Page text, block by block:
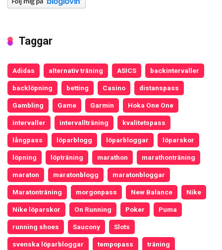
Taggar
Adidas alternativ träning ASICS backintervaller
backlöpning betting Casino distanspass
Gambling Game Garmin Hoka One One
intervaller intervallträning kvalitetspass
långpass löparblogg löparbloggar löparskor
löpning löpträning marathon marathonträning
maraton maratonblogg maratonbloggar
Maratonträning morgonpass New Balance Nike
Nike löparskor On Running Poker Puma
running shoes Saucony Slots
svenska löparbloggar tempopass träning